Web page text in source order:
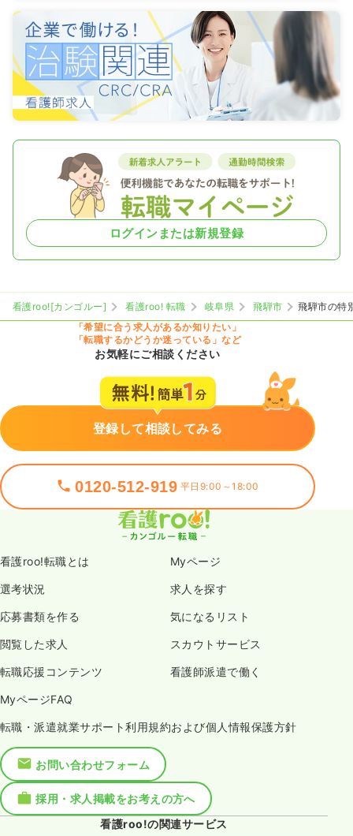
ログインまたは新規登録
看護roo![カンゴルー] 看護roo! 転職 岐阜県 飛騨市
飛騨市の特
「希望に合う求人があるか知りたい」
「転職するかどうか迷っている」など
お気軽にご相談ください
登録して相談してみる
0120-512-919 平日9:00～18:00
看護roo!転職とは Myページ
選考状況 求人を探す
応募書類を作る 気になるリスト
閲覧した求人 スカウトサービス
転職応援コンテンツ 看護師派遣で働く
MyページFAQ
転職・派遣就業サポート利用規約および個人情報保護方針
お問い合わせフォーム
採用・求人掲載をお考えの方へ
看護roo!の関連サービス